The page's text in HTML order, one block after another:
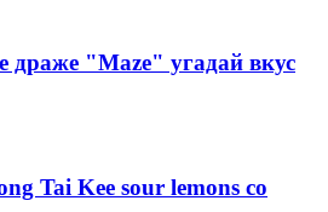
драже "Maze" угадай вкус
Tai Kee sour lemons со